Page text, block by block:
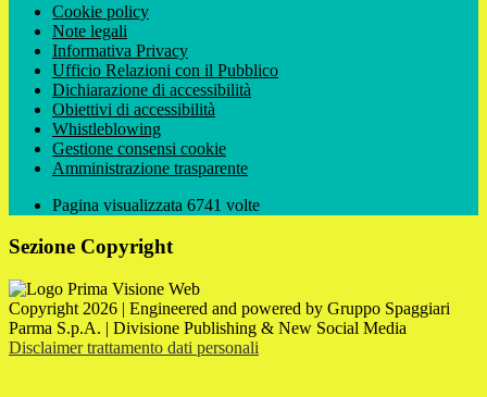
Cookie policy
Note legali
Informativa Privacy
Ufficio Relazioni con il Pubblico
Dichiarazione di accessibilità
Obiettivi di accessibilità
Whistleblowing
Gestione consensi cookie
Amministrazione trasparente
Pagina visualizzata 6741 volte
Sezione Copyright
Copyright 2026 | Engineered and powered by Gruppo Spaggiari
Parma S.p.A. | Divisione Publishing & New Social Media
Disclaimer trattamento dati personali